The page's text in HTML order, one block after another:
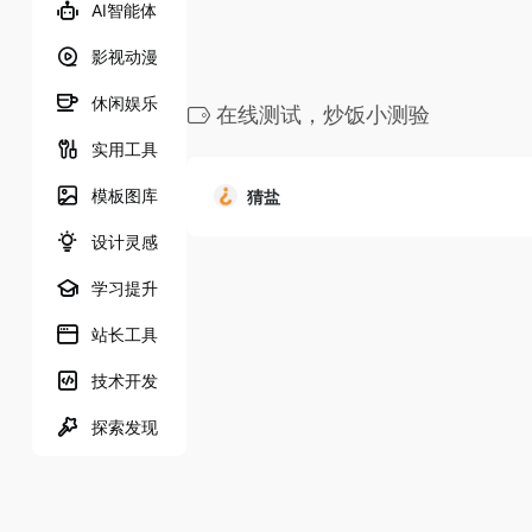
AI智能体
影视动漫
休闲娱乐
实用工具
模板图库
设计灵感
学习提升
站长工具
技术开发
探索发现
在线测试，炒饭小测验
猜盐